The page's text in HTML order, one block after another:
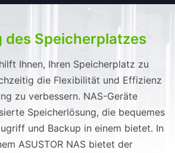
des Speicherplatzes
Ihnen, Ihren Speicherplatz zu
die Flexibilität und Effizienz
zu verbessern. NAS-Geräte
Speicherlösung, die bequemes
und Backup in einem bietet. In
ASUSTOR NAS bietet der